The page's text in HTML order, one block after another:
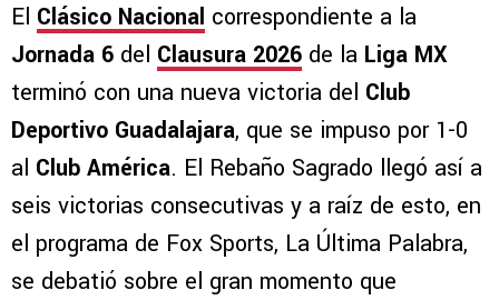
El Clásico Nacional correspondiente a la
Jornada 6 del Clausura 2026 de la Liga MX
terminó con una nueva victoria del Club
Deportivo Guadalajara, que se impuso por 1-0
al Club América. El Rebaño Sagrado llegó así a
seis victorias consecutivas y a raíz de esto, en
el programa de Fox Sports, La Última Palabra,
se debatió sobre el gran momento que